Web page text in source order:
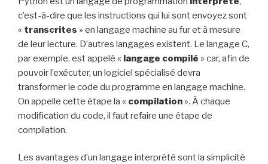
c’est-à-dire que les instructions qui lui sont envoyez sont
« transcrites » en langage machine au fur et à mesure
de leur lecture. D’autres langages existent. Le langage C,
par exemple, est appelé « langage compilé » car, afin de
pouvoir l’exécuter, un logiciel spécialisé devra
transformer le code du programme en langage machine.
On appelle cette étape la « compilation ». À chaque
modification du code, il faut refaire une étape de
compilation.
Les avantages d’un langage interprété sont la simplicité